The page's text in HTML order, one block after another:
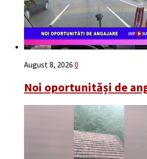
August 8, 2026 0
Noi oportunităși de